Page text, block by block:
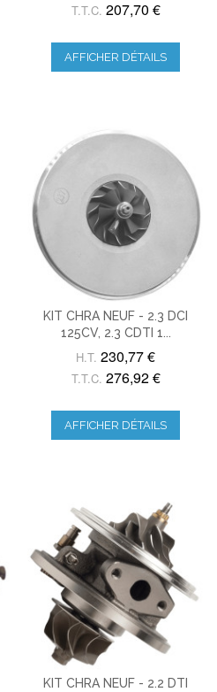
T.T.C. 207,70 €
AFFICHER DÉTAILS
KIT CHRA NEUF - 2.3 DCI
125CV, 2.3 CDTI 1...
H.T. 230,77 €
T.T.C. 276,92 €
AFFICHER DÉTAILS
KIT CHRA NEUF - 2.2 DTI